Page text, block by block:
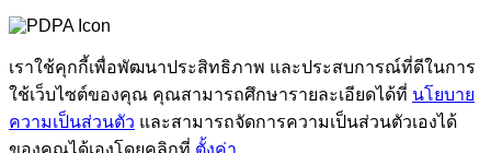
เราใช้คุกกี้เพื่อพัฒนาประสิทธิภาพ และประสบการณ์ที่ดีในการ
ใช้เว็บไซต์ของคุณ คุณสามารถศึกษารายละเอียดได้ที่ นโยบาย
ความเป็นส่วนตัว และสามารถจัดการความเป็นส่วนตัวเองได้
ของคุณได้เองโดยคลิกที่ ตั้งค่า